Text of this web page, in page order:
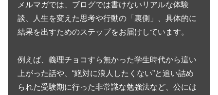
メルマガでは、ブログでは書けないリアルな体験
談、人生を変えた思考や行動の「裏側」、具体的に
結果を出すためのステップをお届けしています。
例えば、義理チョコすら無かった学生時代から這い
上がった話や、“絶対に浪人したくない”と追い詰め
られた受験期に行った非常識な勉強法など、公には